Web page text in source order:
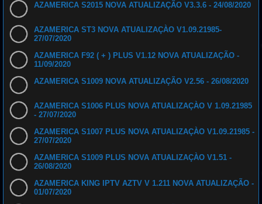
AZAMERICA S2015 NOVA ATUALIZAÇÃO V3.3.6 - 24/08/2020
AZAMERICA ST3 NOVA ATUALIZAÇÀO V1.09.21985-
27/07/2020
AZAMERICA F92 ( + ) PLUS V1.12 NOVA ATUALIZAÇÃO -
11/09/2020
AZAMERICA S1009 NOVA ATUALIZAÇÃO V2.56 - 26/08/2020
AZAMERICA S1006 PLUS NOVA ATUALIZAÇÀO V 1.09.21985
- 27/07/2020
AZAMERICA S1007 PLUS NOVA ATUALIZAÇÀO V1.09.21985 -
27/07/2020
AZAMERICA S1009 PLUS NOVA ATUALIZAÇÀO V1.51 -
26/08/2020
AZAMERICA KING IPTV AZTV V 1.211 NOVA ATUALIZAÇÃO -
01/07/2020